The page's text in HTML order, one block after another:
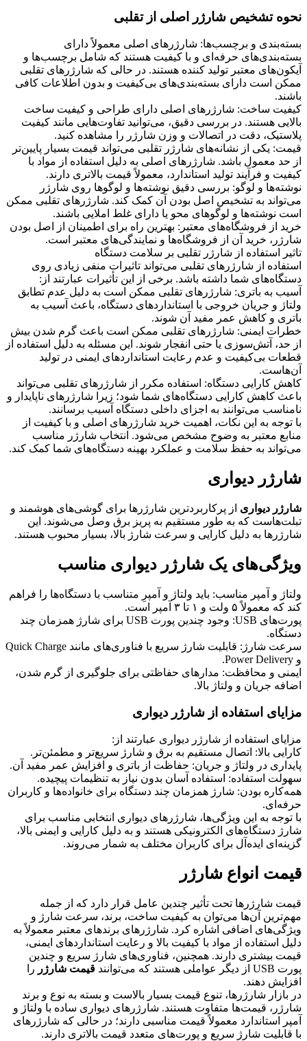
نحوه تشخیص شارژر اصلی از تقلبی
بسته‌بندی و برچسب‌ها: شارژرهای اصلی معمولاً دارای
بسته‌بندی‌های حرفه‌ای و با کیفیت هستند که شامل برچسب‌ها و
آیکون‌های معتبر تولید کننده هستند. در حالی که شارژرهای تقلبی
ممکن است دارای بسته‌بندی‌های بی‌کیفیت و بدون اطلاعات کافی
باشند.
کیفیت ساخت: شارژرهای اصلی دارای طراحی و کیفیت ساخت
بالایی هستند. در بررسی دقیق، می‌توانید تفاوت‌هایی مانند کیفیت
پلاستیک، دقت در اتصالات و وزن شارژر را مشاهده کنید.
قیمت: یکی از نشانه‌های شارژر تقلبی می‌تواند قیمت بسیار پایین‌تر
از حد معمول باشد. شارژرهای اصلی به دلیل استفاده از مواد با
کیفیت و فرآیند تولید استاندارد، معمولاً قیمت بالاتری دارند.
نوشته‌ها و لوگو: بررسی دقیق نوشته‌ها و لوگوها روی شارژر
می‌تواند به تشخیص اصل بودن آن کمک کند. شارژرهای تقلبی ممکن
است نوشته‌ها و لوگوهای محو یا دارای غلط املایی باشند.
خرید از فروشگاه‌های معتبر: بهترین راه برای اطمینان از اصل بودن
شارژر، خرید آن از فروشگاه‌ها و نمایندگی‌های معتبر است.
تاثیر استفاده از شارژر تقلبی بر سلامت دستگاه
استفاده از شارژرهای تقلبی می‌تواند تاثیرات منفی زیادی روی
دستگاه‌های شما داشته باشد. برخی از این تأثیرات عبارتند از:
آسیب به باتری: شارژرهای تقلبی ممکن است به دلیل عدم تطابق
ولتاژ و جریان خروجی با استانداردهای دستگاه، باعث آسیب به
باتری و کاهش عمر مفید آن شوند.
خطرات ایمنی: شارژرهای تقلبی ممکن است باعث گرم شدن بیش
از حد، آتش‌سوزی یا حتی انفجار شوند. این مسئله به دلیل استفاده از
قطعات بی‌کیفیت و عدم رعایت استانداردهای ایمنی در تولید
آن‌هاست.
کاهش کارایی دستگاه: استفاده مکرر از شارژرهای تقلبی می‌تواند
باعث کاهش کارایی دستگاه‌های شما شود؛ زیرا شارژرهای ناپایدار و
نامناسب می‌توانند به اجزای داخلی دستگاه آسیب برسانند.
با توجه به این نکات، اهمیت خرید شارژرهای اصلی و با کیفیت از
منابع معتبر به وضوح مشخص می‌شود. انتخاب شارژر مناسب
می‌تواند به حفظ سلامت و عملکرد بهینه دستگاه‌های شما کمک کند.
شارژر دیواری
شارژر دیواری از پرکاربردترین شارژرها برای گوشی‌های هوشمند و
تبلت‌هاست که به طور مستقیم به پریز برق وصل می‌شوند. این
شارژرها به دلیل کارایی و سرعت شارژ بالا، بسیار محبوب هستند.
ویژگی‌های یک شارژر دیواری مناسب
ولتاژ و آمپر مناسب: باید ولتاژ و آمپرِ متناسب با دستگاه‌ها را فراهم
کند که معمولاً ۵ ولت و ۱ تا ۳ آمپر است.
پورت‌های USB: وجود چندین پورت USB برای شارژ همزمان چند
دستگاه.
سرعت شارژ: قابلیت شارژ سریع با فناوری‌های مانند Quick Charge
و Power Delivery.
ایمنی و محافظت: مدارهای حفاظتی برای جلوگیری از گرم شدن،
اضافه جریان و ولتاژ بالا.
مزایای استفاده از شارژر دیواری
مزایای استفاده از شارژر دیواری عبارتند از:
کارایی بالا: اتصال مستقیم به برق و شارژ سریع‌تر و مطمئن‌تر.
پایداری در ولتاژ و جریان: حفاظت از باتری و افزایش عمر مفید آن.
سهولت استفاده: استفاده آسان بدون نیاز به تنظیمات پیچیده.
همه‌کاره بودن: شارژ همزمان چند دستگاه برای خانواده‌ها و کاربران
حرفه‌ای.
با توجه به این ویژگی‌ها، شارژرهای دیواری انتخابی مناسب برای
شارژ دستگاه‌های الکترونیکی هستند و به دلیل کارایی و ایمنی بالا،
گزینه‌ای ایده‌آل برای کاربران مختلف به شمار می‌روند.
قیمت انواع شارژر
قیمت شارژرها تحت تأثیر چندین عامل قرار دارد که از جمله
مهم‌ترین آن‌ها می‌توان به کیفیت ساخت، برند، سرعت شارژ و
ویژگی‌های اضافی اشاره کرد. شارژرهای برندهای معتبر معمولاً به
دلیل استفاده از مواد با کیفیت بالا و رعایت استانداردهای ایمنی،
قیمت بیشتری دارند. همچنین، فناوری‌های شارژ سریع و چندین
پورت USB از دیگر عواملی هستند که می‌توانند
قیمت شارژر را
افزایش دهند.
در بازار شارژرها، تنوع قیمت بسیار بالاست و بسته به نوع و برند
شارژر، قیمت‌ها متفاوت هستند. شارژرهای دیواری ساده با ولتاژ و
آمپر استاندارد معمولاً قیمت مناسبی دارند؛ در حالی که شارژرهای
با قابلیت شارژ سریع و پورت‌های متعدد قیمت بالاتری دارند.